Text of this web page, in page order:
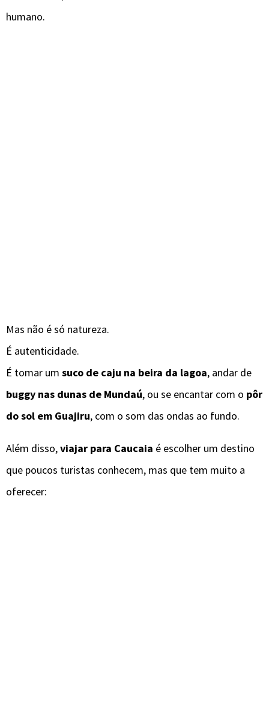
humano.
Mas não é só natureza.
É autenticidade.
É tomar um suco de caju na beira da lagoa, andar de
buggy nas dunas de Mundaú, ou se encantar com o pôr
do sol em Guajiru, com o som das ondas ao fundo.
Além disso,viajar para Caucaia é escolher um destino
que poucos turistas conhecem, mas que tem muito a
oferecer: